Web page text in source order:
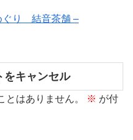
ぐり 結音茶舗 –
をキャンセル
とはありません。 ※ が付